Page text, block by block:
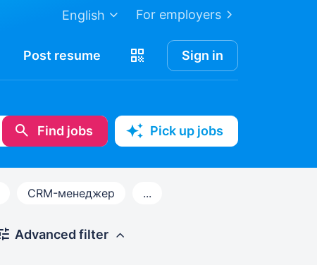
For employers
English
Post resume Sign in
Find jobs Pick up jobs
CRM-менеджер ...
Advanced filter